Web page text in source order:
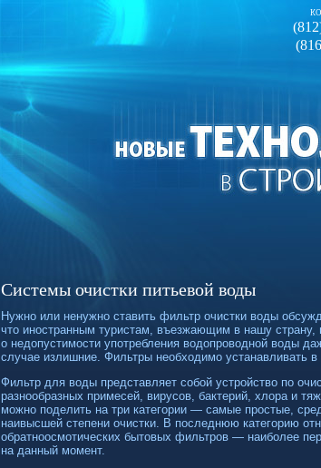
Системы очистки питьевой воды
Нужно или ненужно ставить фильтр очистки воды
что иностранным туристам, въезжающим в нашу
о недопустимости употребления водопроводной воды
случае излишние. Фильтры необходимо устанавливать
Фильтр для воды представляет собой устройство по
разнообразных примесей, вирусов, бактерий, хлора и
можно поделить на три категории — самые простые,
наивысшей степени очистки. В последнюю категорию
обратноосмотических бытовых фильтров — наиболее
на данный момент.